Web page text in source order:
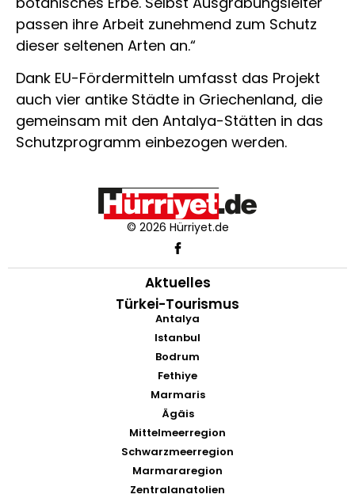
passen ihre Arbeit zunehmend zum Schutz
dieser seltenen Arten an.“
Dank EU-Fördermitteln umfasst das Projekt
auch vier antike Städte in Griechenland, die
gemeinsam mit den Antalya-Stätten in das
Schutzprogramm einbezogen werden.
© 2026 Hürriyet.de
Aktuelles
Türkei-Tourismus
Antalya
Istanbul
Bodrum
Fethiye
Marmaris
Ägäis
Mittelmeerregion
Schwarzmeerregion
Marmararegion
Zentralanatolien